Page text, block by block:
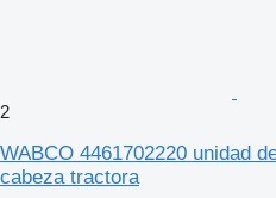
2
WABCO 4461702220 unidad
cabeza tractora